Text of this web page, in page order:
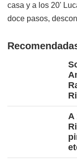
casa y a los 20'
doce pasos,
A